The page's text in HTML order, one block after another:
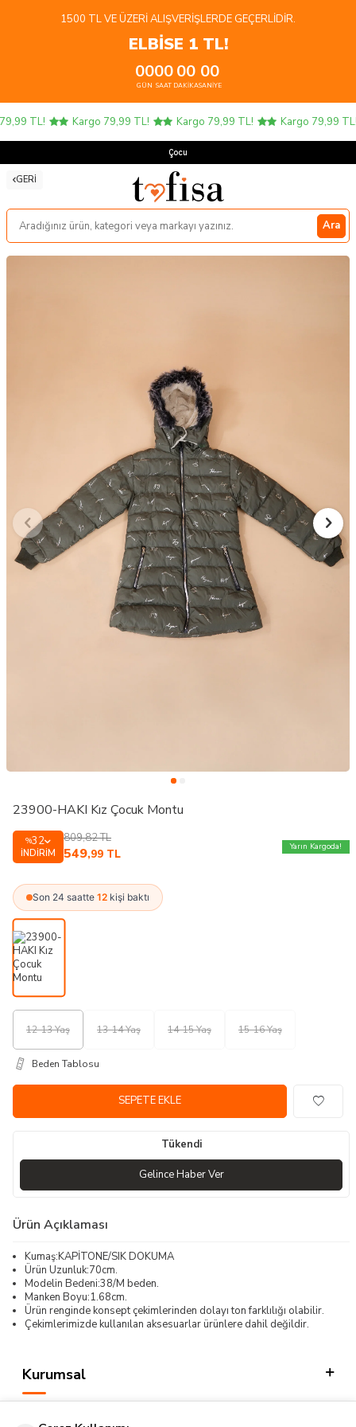
1500 TL VE ÜZERI ALIŞVERIŞLERDE GEÇERLIDIR.
ELBİSE 1 TL!
00
GÜN
00
SAAT
00
DAKIKA
00
SANIYE
TL! Kargo 79,99 TL! Kargo 79,99 TL! Kargo 79,99 TL!
Çocuk Ü
GERI
Ara
23900-HAKI Kız Çocuk Montu
%32
İNDIRIM
809,82TL
549,99 TL
Yarın Kargoda!
Son 24 saatte 12 kişi baktı
12-13 Yaş 13-14 Yaş 14-15 Yaş 15-16 Yaş
Beden Tablosu
SEPETE EKLE
Tükendi
Gelince Haber Ver
Ürün Açıklaması
Kumaş:KAPİTONE/SIK DOKUMA
Ürün Uzunluk:70cm.
Modelin Bedeni:38/M beden.
Manken Boyu:1.68cm.
Ürün renginde konsept çekimlerinden dolayı ton farklılığı olabilir.
Çekimlerimizde kullanılan aksesuarlar ürünlere dahil değildir.
Kurumsal